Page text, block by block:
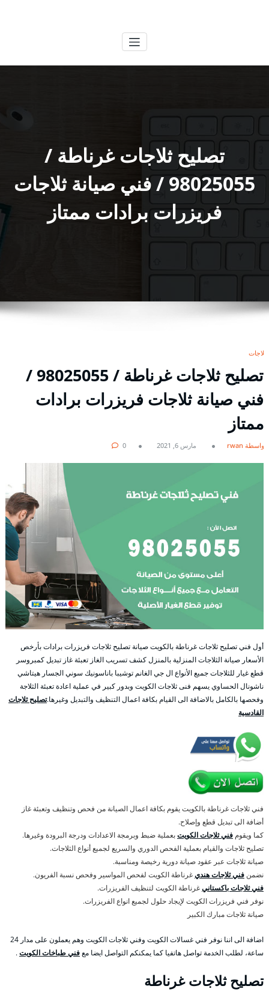
تصليح ثلاجات غرناطة /
98025055 / فني صيانة ثلاجات
فريزرات برادات ممتاز
ثلاجات
تصليح ثلاجات غرناطة / 98025055 /
فني صيانة ثلاجات فريزرات برادات
ممتاز
بواسطة rwan مارس 6, 2021 0
أول فني تصليح ثلاجات غرناطة بالكويت صيانة تصليح ثلاجات فريزرات برادات بأرخص
الأسعار صيانة الثلاجات المنزلية بالمنزل كشف تسريب الغاز تعبئة غاز تبديل كمبروسر
قطع غيار للثلاجات جميع الأنواع ال جي الغانم توشيبا باناسونيك سوني الجسار هيتاشي
ناشونال الحساوي يسهم فنى ثلاجات الكويت وبدور كبير في عملية اعادة تعبئة الثلاجة
وفحصها بالكامل بالاضافة الى القيام بكافة اعمال التنظيف والتبديل وغيرها.تصليح ثلاجات
القادسية
فني ثلاجات غرناطة بالكويت يقوم بكافة اعمال الصيانة من فحص وتنظيف وتعبئة غاز
أضافة الى تبديل قطع وإصلاح.
كما ويقوم فني ثلاجات الكويتبعملية ضبط وبرمجة الاعدادات ودرجة البرودة وغيرها.
تصليح ثلاجات والقيام بعملية الفحص الدوري والسريع لجميع أنواع الثلاجات.
صيانة ثلاجات عبر عقود صيانة دورية رخيصة ومناسبة.
نضمن فني ثلاجات هنديغرناطة الكويت لفحص المواسير وفحص نسبة الفريون.
فني ثلاجات باكستانيغرناطة الكويت لتنظيف الفريزرات.
نوفر فني فريزرات الكويت لإيجاد حلول لجميع انواع الفريزرات.
صيانة ثلاجات مبارك الكبير
اضافة الى اننا نوفر فني غسالات الكويت وفني ثلاجات الكويت وهم يعملون على مدار 24
ساعة، لطلب الخدمة تواصل هاتفيا كما يمكنكم التواصل ايضا معفني طباخات الكويت.
تصليح ثلاجات غرناطة